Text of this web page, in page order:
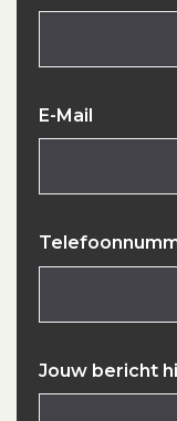
E-Mail
Jouw bericht